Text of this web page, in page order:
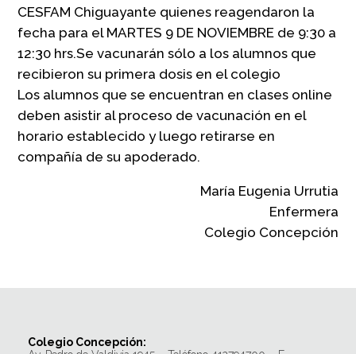
CESFAM Chiguayante quienes reagendaron la
fecha para el MARTES 9 DE NOVIEMBRE de 9:30 a
12:30 hrs.Se vacunarán sólo a los alumnos que
recibieron su primera dosis en el colegio
Los alumnos que se encuentran en clases online
deben asistir al proceso de vacunación en el
horario establecido y luego retirarse en
compañía de su apoderado.
María Eugenia Urrutia
Enfermera
Colegio Concepción
Colegio Concepción: